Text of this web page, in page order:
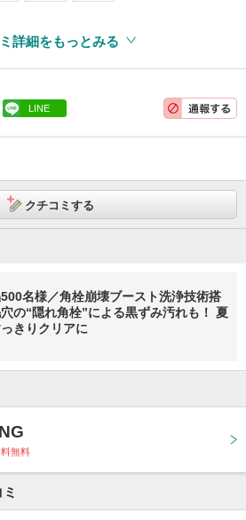
詳細をもっとみる
LINE
クチコミする
名様／角栓崩壊ブースト洗浄技術搭
の“隠れ角栓”による黒ずみ汚れも！ 夏
きりクリアに
無料